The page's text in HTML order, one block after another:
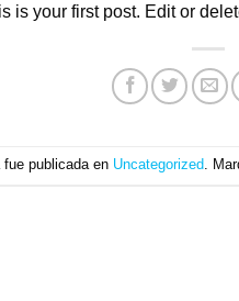
is your first post. Edit or
fue publicada en Uncategorized .